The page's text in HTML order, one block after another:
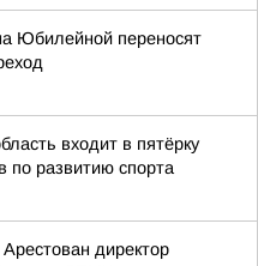
Юбилейной переносят
входит в пятёрку
по развитию спорта
директор